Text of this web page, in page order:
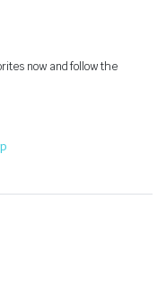
now and follow the